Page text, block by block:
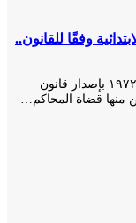
وفقًا للقانون..
كتب: محمد علاء حدد القانون رقم ٤٦ لسنة ١٩٧٢ بإصدار قانون
قضاة المحاكم…